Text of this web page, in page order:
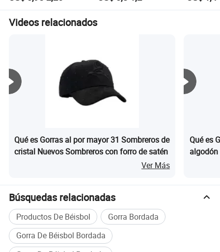
colores, nueva mini
bolsa de moda para
para compras, bolsas
Videos relacionados
Qué es Gorras al por mayor 31 Sombreros de
cristal Nuevos Sombreros con forro de satén
Ver Más
Qué es
Búsquedas relacionadas
Productos De Béisbol
Gorra Bordada
Gorra De Béisbol Bordada